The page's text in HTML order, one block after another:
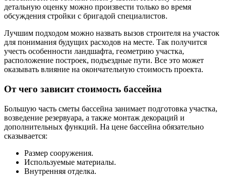
детальную оценку можно произвести только во время
обсуждения стройки с бригадой специалистов.
Лучшим подходом можно назвать вызов строителя на участок
для понимания будущих расходов на месте. Так получится
учесть особенности ландшафта, геометрию участка,
расположение построек, подъездные пути. Все это может
оказывать влияние на окончательную стоимость проекта.
От чего зависит стоимость бассейна
Большую часть сметы бассейна занимает подготовка участка,
возведение резервуара, а также монтаж декораций и
дополнительных функций. На цене бассейна обязательно
сказывается:
Размер сооружения.
Используемые материалы.
Внутренняя отделка.